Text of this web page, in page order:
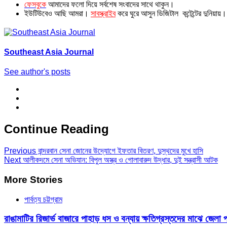
ফেসবুকে আমাদের ফলো দিয়ে সর্বশেষ সংবাদের সাথে থাকুন।
ইউটিউবেও আছি আমরা। সাবস্ক্রাইব করে ঘুরে আসুন ডিজিটাল কন্টেন্টের দুনিয়ায়।
Southeast Asia Journal
See author's posts
Continue Reading
Previous বান্দরবান সেনা জোনের উদ্যোগে ইফতার বিতরণ, দুস্থদের মুখে হাসি
Nextআলীকদমে সেনা অভিযান: বিপুল অস্ত্র ও গোলাবারুদ উদ্ধার, দুই সন্ত্রাসী আটক
More Stories
পার্বত্য চট্টগ্রাম
রাঙামাটির রিজার্ভ বাজারে পাহাড় ধস ও বন্যায় ক্ষতিগ্রস্তদের মাঝে জেলা